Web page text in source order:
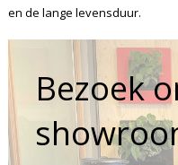
en de lange levensduur.
Bezoek